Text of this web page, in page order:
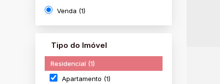
Venda (1)
Tipo do Imóvel
Residencial (1)
Apartamento (1)